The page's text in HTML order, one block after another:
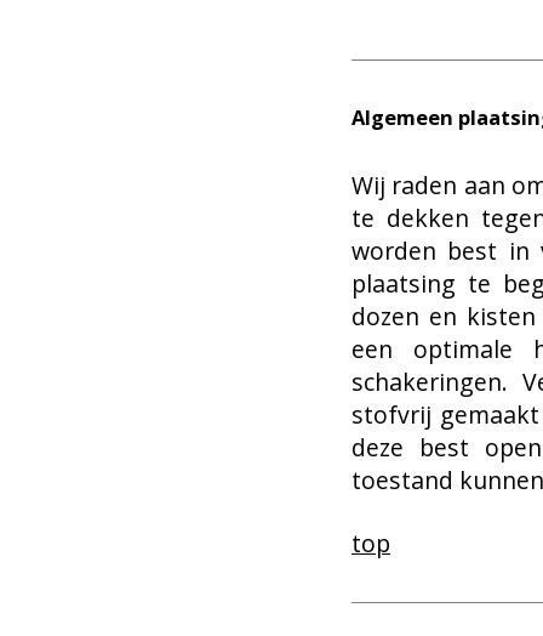
Algemeen
Wij raden aan
te dekken
worden best in
plaatsing te
dozen en
een optimale
schakeringen.
stofvrij
deze best
toestand
top